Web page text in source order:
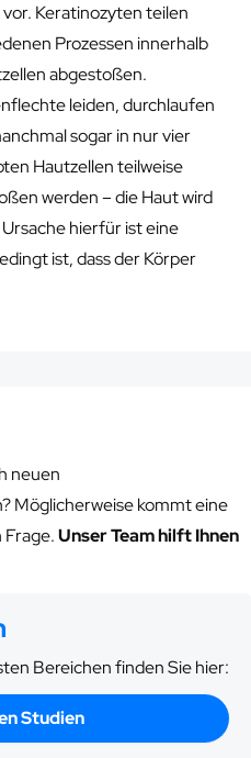
Keratinozyten teilen
Prozessen innerhalb
abgestoßen.
leiden, durchlaufen
sogar in nur vier
Hautzellen teilweise
werden – die Haut wird
hierfür ist eine
ist, dass der Körper
neuen
Möglicherweise kommt eine
Unser Team hilft Ihnen
Bereichen finden Sie hier:
Studien